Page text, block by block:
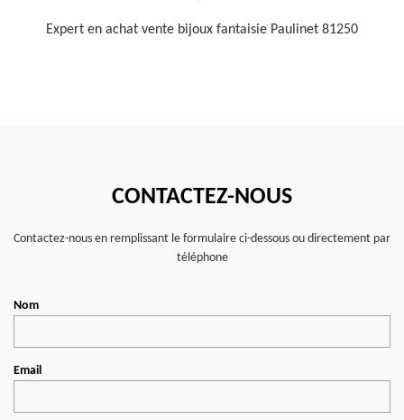
Expert en achat vente bijoux fantaisie Paulinet 81250
CONTACTEZ-NOUS
Contactez-nous en remplissant le formulaire ci-dessous ou directement par
téléphone
Nom
Email